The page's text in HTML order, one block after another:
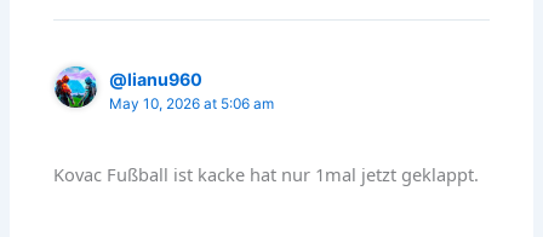
@lianu960
May 10, 2026 at 5:06 am
Kovac Fußball ist kacke hat nur 1mal jetzt geklappt.